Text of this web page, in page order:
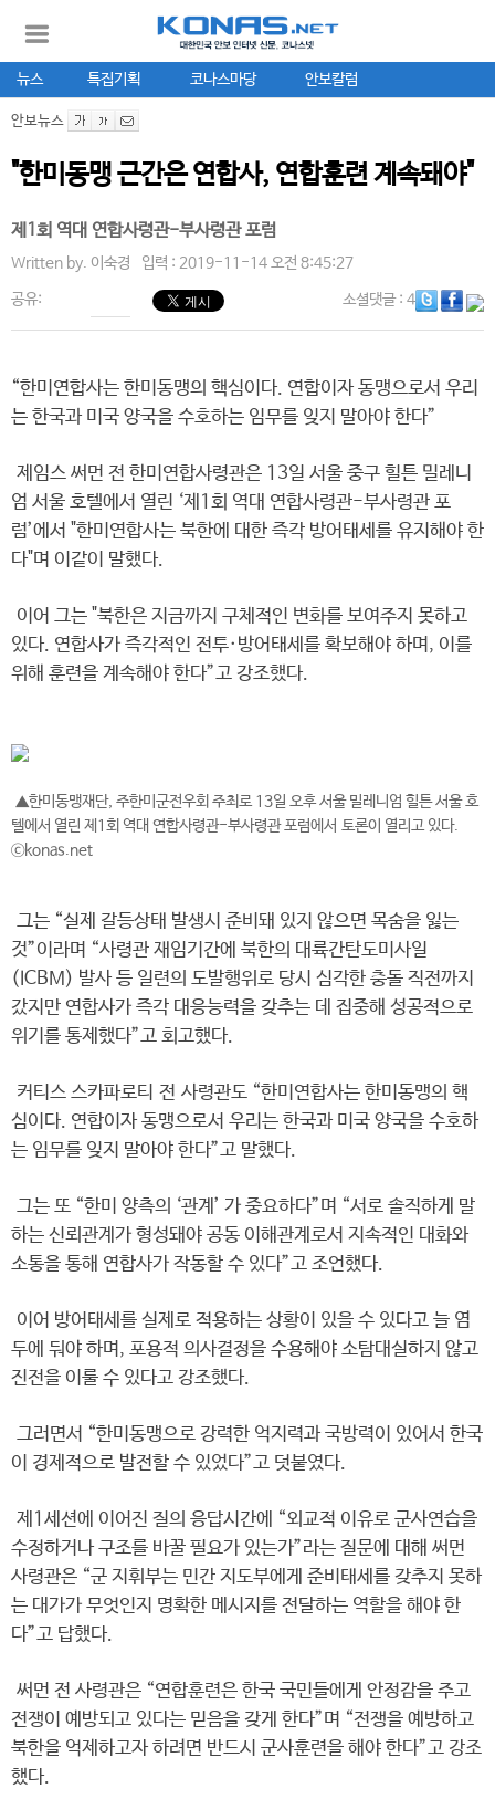
뉴스 특집기획 코나스마당 안보칼럼
안보뉴스
"한미동맹 근간은 연합사, 연합훈련 계속돼야"
제1회 역대 연합사령관-부사령관 포럼
Written by. 이숙경 입력 : 2019-11-14 오전 8:45:27
공유: 소셜댓글: 4
“한미연합사는 한미동맹의 핵심이다. 연합이자 동맹으로서 우리
는 한국과 미국 양국을 수호하는 임무를 잊지 말아야 한다”
제임스 써먼 전 한미연합사령관은 13일 서울 중구 힐튼 밀레니
엄 서울 호텔에서 열린 ‘제1회 역대 연합사령관-부사령관 포
럼’에서 "한미연합사는 북한에 대한 즉각 방어태세를 유지해야 한
다"며 이같이 말했다.
이어 그는 "북한은 지금까지 구체적인 변화를 보여주지 못하고
있다. 연합사가 즉각적인 전투·방어태세를 확보해야 하며, 이를
위해 훈련을 계속해야 한다”고 강조했다.
▲한미동맹재단, 주한미군전우회 주최로 13일 오후 서울 밀레니엄 힐튼 서울 호
텔에서 열린 제1회 역대 연합사령관-부사령관 포럼에서 토론이 열리고 있다.
ⓒkonas.net
그는 “실제 갈등상태 발생시 준비돼 있지 않으면 목숨을 잃는
것”이라며 “사령관 재임기간에 북한의 대륙간탄도미사일
(ICBM) 발사 등 일련의 도발행위로 당시 심각한 충돌 직전까지
갔지만 연합사가 즉각 대응능력을 갖추는 데 집중해 성공적으로
위기를 통제했다”고 회고했다.
커티스 스카파로티 전 사령관도 “한미연합사는 한미동맹의 핵
심이다. 연합이자 동맹으로서 우리는 한국과 미국 양국을 수호하
는 임무를 잊지 말아야 한다”고 말했다.
그는 또 “한미 양측의 ‘관계’ 가 중요하다”며 “서로 솔직하게 말
하는 신뢰관계가 형성돼야 공동 이해관계로서 지속적인 대화와
소통을 통해 연합사가 작동할 수 있다”고 조언했다.
이어 방어태세를 실제로 적용하는 상황이 있을 수 있다고 늘 염
두에 둬야 하며, 포용적 의사결정을 수용해야 소탐대실하지 않고
진전을 이룰 수 있다고 강조했다.
그러면서 “한미동맹으로 강력한 억지력과 국방력이 있어서 한국
이 경제적으로 발전할 수 있었다”고 덧붙였다.
제1세션에 이어진 질의 응답시간에 “외교적 이유로 군사연습을
수정하거나 구조를 바꿀 필요가 있는가”라는 질문에 대해 써먼
사령관은 “군 지휘부는 민간 지도부에게 준비태세를 갖추지 못하
는 대가가 무엇인지 명확한 메시지를 전달하는 역할을 해야 한
다”고 답했다.
써먼 전 사령관은 “연합훈련은 한국 국민들에게 안정감을 주고
전쟁이 예방되고 있다는 믿음을 갖게 한다”며 “전쟁을 예방하고
북한을 억제하고자 하려면 반드시 군사훈련을 해야 한다”고 강조
했다.